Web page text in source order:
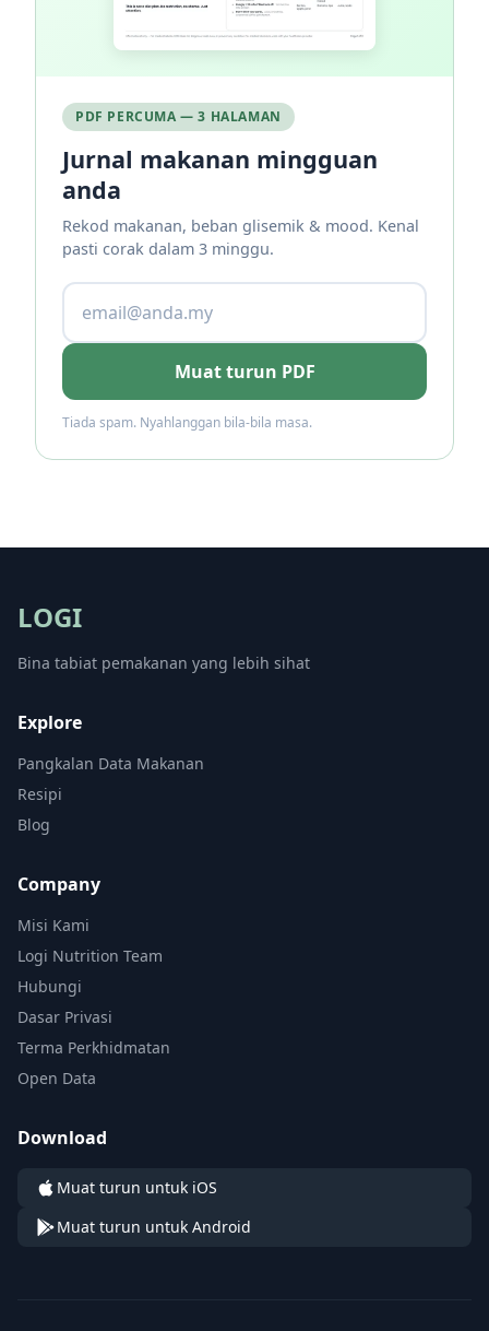
PDF PERCUMA — 3 HALAMAN
Jurnal makanan mingguan
anda
Rekod makanan, beban glisemik & mood. Kenal
pasti corak dalam 3 minggu.
Muat turun PDF
Tiada spam. Nyahlanggan bila-bila masa.
LOGI
Bina tabiat pemakanan yang lebih sihat
Explore
Pangkalan Data Makanan
Resipi
Blog
Company
Misi Kami
Logi Nutrition Team
Hubungi
Dasar Privasi
Terma Perkhidmatan
Open Data
Download
Muat turun untuk iOS
Muat turun untuk Android